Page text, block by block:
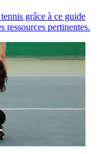
grâce à ce guide
ressources pertinentes.